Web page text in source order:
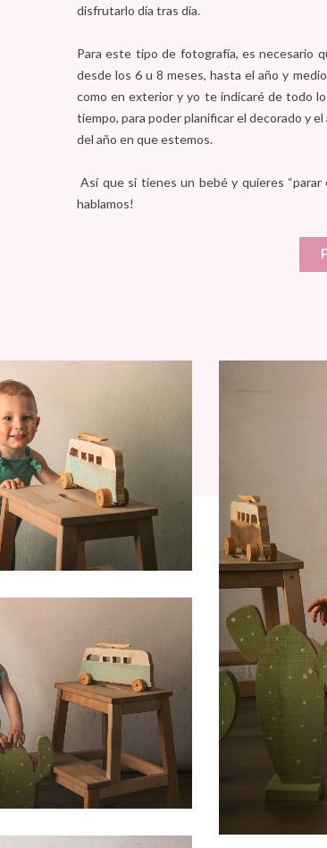
disfrutarlo día tras día.
Para este tipo de fotografía, es necesario
desde los 6 u 8 meses, hasta el año y
como en exterior y yo te indicaré de todo
tiempo, para poder planificar el decorado y
del año en que estemos.
Así que si tienes un bebé y quieres
hablamos!